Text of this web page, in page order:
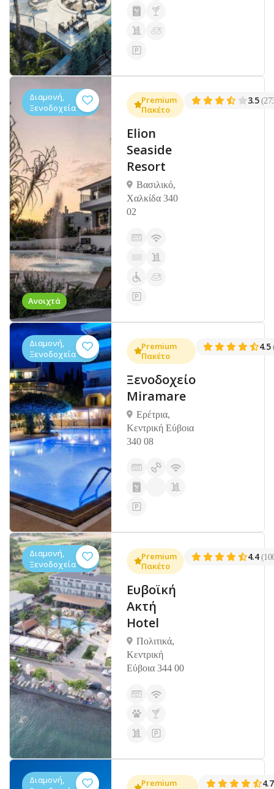
Ανοιχτά
Διαμονή,
Ξενοδοχεία
Premium
Πακέτο
Elion
Seaside
Resort
Βασιλικό,
Χαλκίδα 340
02
3.5
Διαμονή,
Ξενοδοχεία
Premium
Πακέτο
Ξενοδοχείο
Miramare
Ερέτρια,
Κεντρική Εύβοια
340 08
4.5
Διαμονή,
Ξενοδοχεία
Premium
Πακέτο
Ευβοϊκή
Ακτή
Hotel
Πολιτικά,
Κεντρική
Εύβοια 344 00
4.4
Διαμονή,
Premium